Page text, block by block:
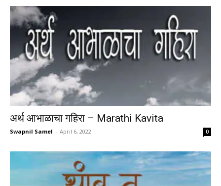
अर्थ आभाळाचा गहिरा – Marathi Kavita
Swapnil Samel - April 6, 2022 0